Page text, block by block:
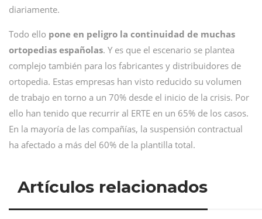
diariamente.
Todo ello pone en peligro la continuidad de muchas
ortopedias españolas. Y es que el escenario se plantea
complejo también para los fabricantes y distribuidores de
ortopedia. Estas empresas han visto reducido su volumen
de trabajo en torno a un 70% desde el inicio de la crisis. Por
ello han tenido que recurrir al ERTE en un 65% de los casos.
En la mayoría de las compañías, la suspensión contractual
ha afectado a más del 60% de la plantilla total.
Artículos relacionados